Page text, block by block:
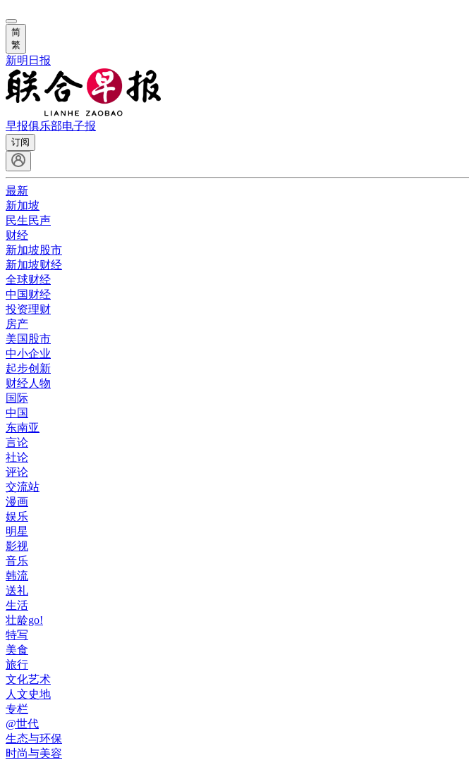
简
繁
新明日报
早报俱乐部电子报
订阅
最新
新加坡
民生民声
财经
新加坡股市
新加坡财经
全球财经
中国财经
投资理财
房产
美国股市
中小企业
起步创新
财经人物
国际
中国
东南亚
言论
社论
评论
交流站
漫画
娱乐
明星
影视
音乐
韩流
送礼
生活
壮龄go!
特写
美食
旅行
文化艺术
人文史地
专栏
@世代
生态与环保
时尚与美容